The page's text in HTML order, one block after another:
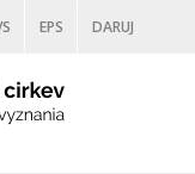
EPS DARUJ